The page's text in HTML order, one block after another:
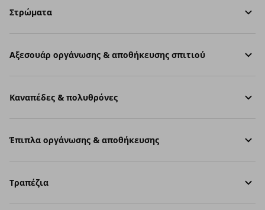
Στρώματα
Aξεσουάρ οργάνωσης & αποθήκευσης σπιτιού
Καναπέδες & πολυθρόνες
Έπιπλα οργάνωσης & αποθήκευσης
Τραπέζια